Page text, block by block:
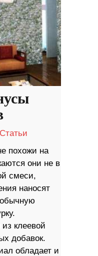
Статьи
похожи на
они не в
смеси,
наносят
клеевой
добавок.
обладает и